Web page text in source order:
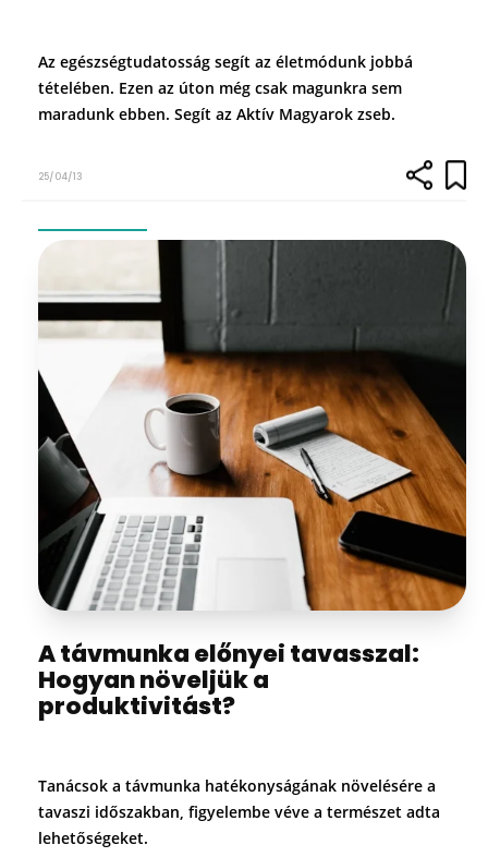
Az egészségtudatosság segít az életmódunk jobbá
tételében. Ezen az úton még csak magunkra sem
maradunk ebben. Segít az Aktív Magyarok zseb.
25/04/13
A távmunka előnyei tavasszal:
Hogyan növeljük a
produktivitást?
Tanácsok a távmunka hatékonyságának növelésére a
tavaszi időszakban, figyelembe véve a természet adta
lehetőségeket.